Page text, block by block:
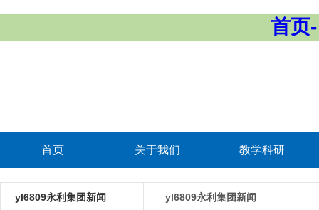
首页
首页 关于我们 教学科研
yl6809永利集团新闻 yl6809永利集团新闻